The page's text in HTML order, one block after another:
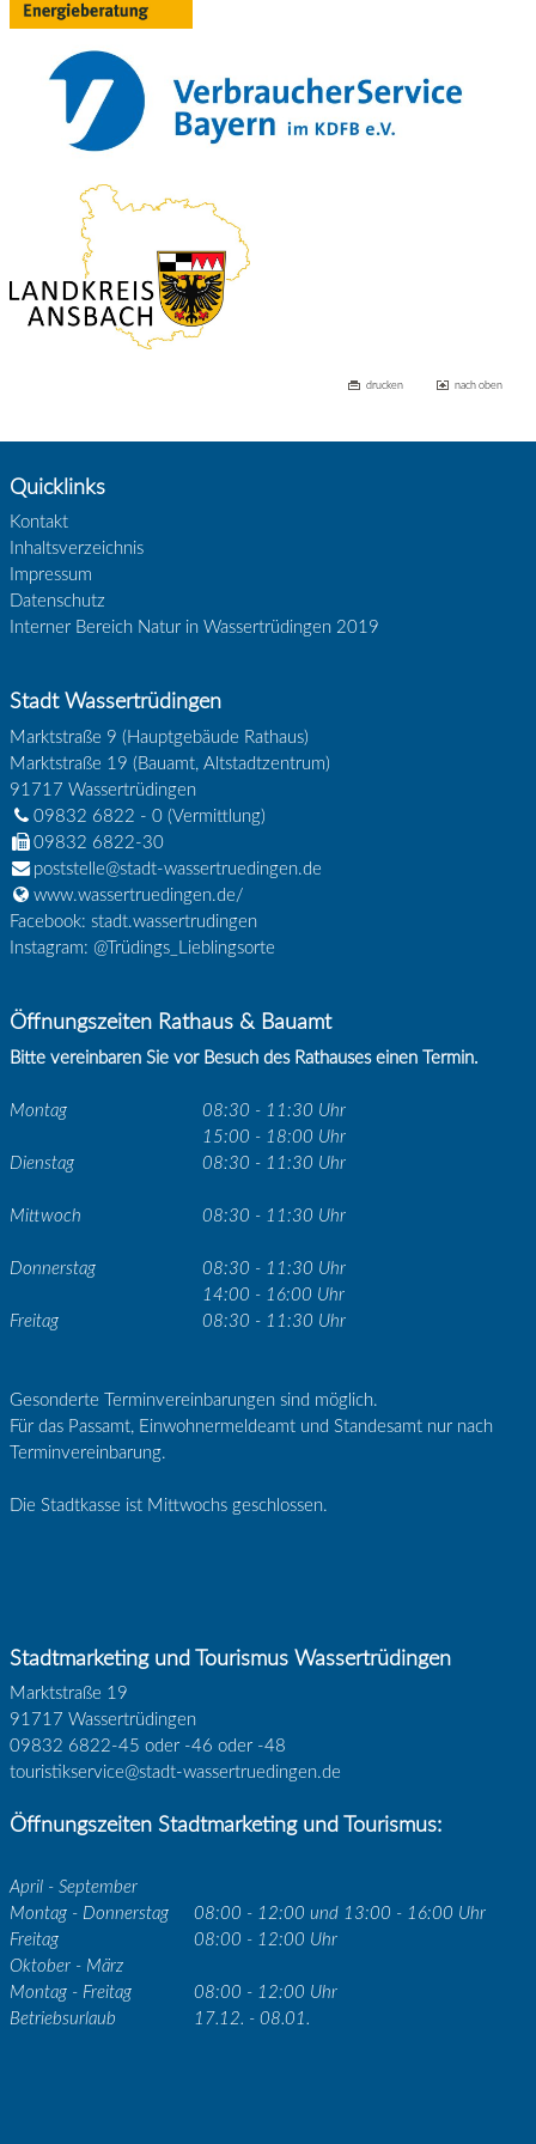
drucken nach oben
Quicklinks
Kontakt
Inhaltsverzeichnis
Impressum
Datenschutz
Interner Bereich Natur in Wassertrüdingen 2019
Stadt Wassertrüdingen
Marktstraße 9 (Hauptgebäude Rathaus)
Marktstraße 19 (Bauamt, Altstadtzentrum)
91717 Wassertrüdingen
09832 6822 - 0(Vermittlung)
09832 6822-30
poststelle@stadt-wassertruedingen.de
www.wassertruedingen.de/
Facebook: stadt.wassertrudingen
Instagram: @Trüdings_Lieblingsorte
Öffnungszeiten Rathaus & Bauamt
Bitte vereinbaren Sie vor Besuch des Rathauses einen Termin.
Montag
08:30 - 11:30 Uhr
15:00 - 18:00 Uhr
Dienstag
08:30 - 11:30 Uhr
Mittwoch 08:30 - 11:30 Uhr
Donnerstag
08:30 - 11:30 Uhr
14:00 - 16:00 Uhr
Freitag
08:30 - 11:30 Uhr
Gesonderte Terminvereinbarungen sind möglich.
Für das Passamt, Einwohnermeldeamt und Standesamt nur nach
Terminvereinbarung.
Die Stadtkasse ist Mittwochs geschlossen.
Stadtmarketing und Tourismus Wassertrüdingen
Marktstraße 19
91717 Wassertrüdingen
09832 6822-45 oder -46 oder -48
touristikservice@stadt-wassertruedingen.de
Öffnungszeiten Stadtmarketing und Tourismus:
April - September
Montag - Donnerstag
08:00 - 12:00 und 13:00 - 16:00 Uhr
Freitag
08:00 - 12:00 Uhr
Oktober - März
Montag - Freitag
08:00 - 12:00 Uhr
Betriebsurlaub
17.12. - 08.01.